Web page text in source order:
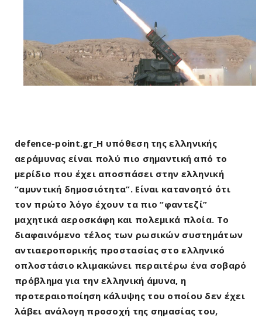
defence-point.gr_Η υπόθεση της ελληνικής
αεράμυνας είναι πολύ πιο σημαντική από το
μερίδιο που έχει αποσπάσει στην ελληνική
“αμυντική δημοσιότητα”. Είναι κατανοητό ότι
τον πρώτο λόγο έχουν τα πιο “φαντεζί”
μαχητικά αεροσκάφη και πολεμικά πλοία. Το
διαφαινόμενο τέλος των ρωσικών συστημάτων
αντιαεροπορικής προστασίας στο ελληνικό
οπλοστάσιο κλιμακώνει περαιτέρω ένα σοβαρό
πρόβλημα για την ελληνική άμυνα, η
προτεραιοποίηση κάλυψης του οποίου δεν έχει
λάβει ανάλογη προσοχή της σημασίας του,